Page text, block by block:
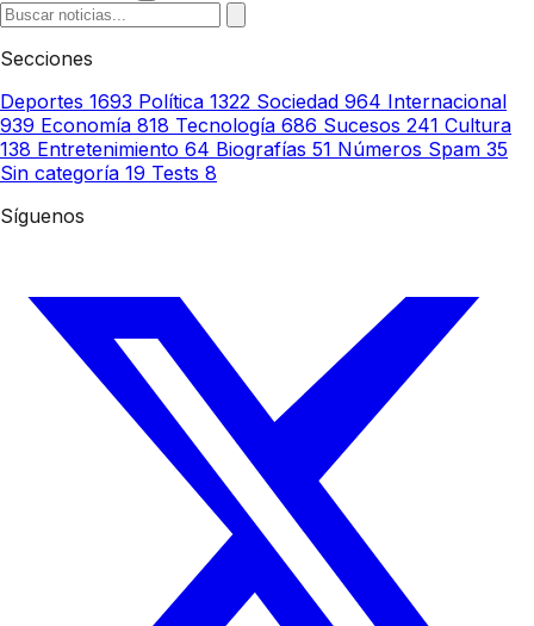
Secciones
Deportes 1693 Política 1322 Sociedad 964 Internacional
939 Economía 818 Tecnología 686 Sucesos 241 Cultura
138 Entretenimiento 64 Biografías 51 Números Spam 35
Sin categoría 19 Tests 8
Síguenos